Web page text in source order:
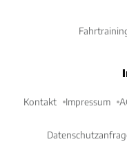
Kontakt Impressum